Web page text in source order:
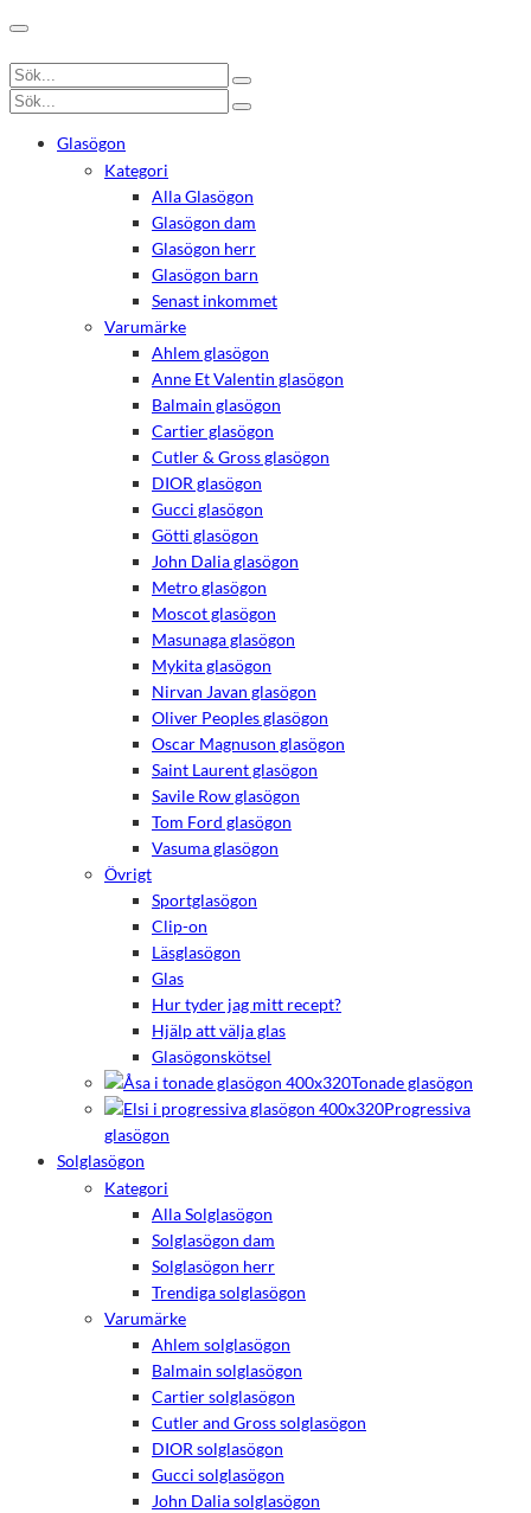
Glasögon
Kategori
Alla Glasögon
Glasögon dam
Glasögon herr
Glasögon barn
Senast inkommet
Varumärke
Ahlem glasögon
Anne Et Valentin glasögon
Balmain glasögon
Cartier glasögon
Cutler & Gross glasögon
DIOR glasögon
Gucci glasögon
Götti glasögon
John Dalia glasögon
Metro glasögon
Moscot glasögon
Masunaga glasögon
Mykita glasögon
Nirvan Javan glasögon
Oliver Peoples glasögon
Oscar Magnuson glasögon
Saint Laurent glasögon
Savile Row glasögon
Tom Ford glasögon
Vasuma glasögon
Övrigt
Sportglasögon
Clip-on
Läsglasögon
Glas
Hur tyder jag mitt recept?
Hjälp att välja glas
Glasögonskötsel
Tonade glasögon
Progressiva
glasögon
Solglasögon
Kategori
Alla Solglasögon
Solglasögon dam
Solglasögon herr
Trendiga solglasögon
Varumärke
Ahlem solglasögon
Balmain solglasögon
Cartier solglasögon
Cutler and Gross solglasögon
DIOR solglasögon
Gucci solglasögon
John Dalia solglasögon